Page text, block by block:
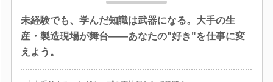
未経験でも、学んだ知識は武器になる。大手の生
産・製造現場が舞台――あなたの"好き"を仕事に変
えよう。